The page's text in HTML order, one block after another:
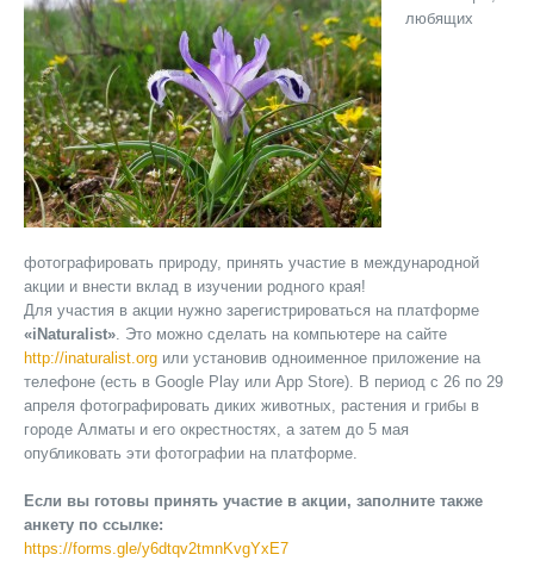
любящих
фотографировать природу, принять участие в международной
акции и внести вклад в изучении родного края!
Для участия в акции нужно зарегистрироваться на платформе
«iNaturalist». Это можно сделать на компьютере на сайте
http://inaturalist.org или установив одноименное приложение на
телефоне (есть в Google Play или App Store). В период с 26 по 29
апреля фотографировать диких животных, растения и грибы в
городе Алматы и его окрестностях, а затем до 5 мая
опубликовать эти фотографии на платформе.
Если вы готовы принять участие в акции, заполните также
анкету по ссылке:
https://forms.gle/y6dtqv2tmnKvgYxE7